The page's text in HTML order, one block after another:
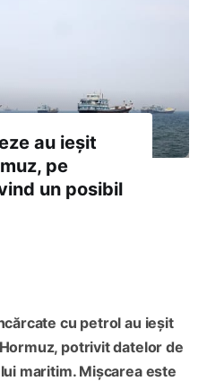
au ieșit
pe
un posibil
cu petrol au ieșit
potrivit datelor de
maritim. Mișcarea este